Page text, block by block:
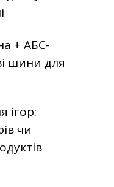
+ АБС-
шини для
ігор:
чи